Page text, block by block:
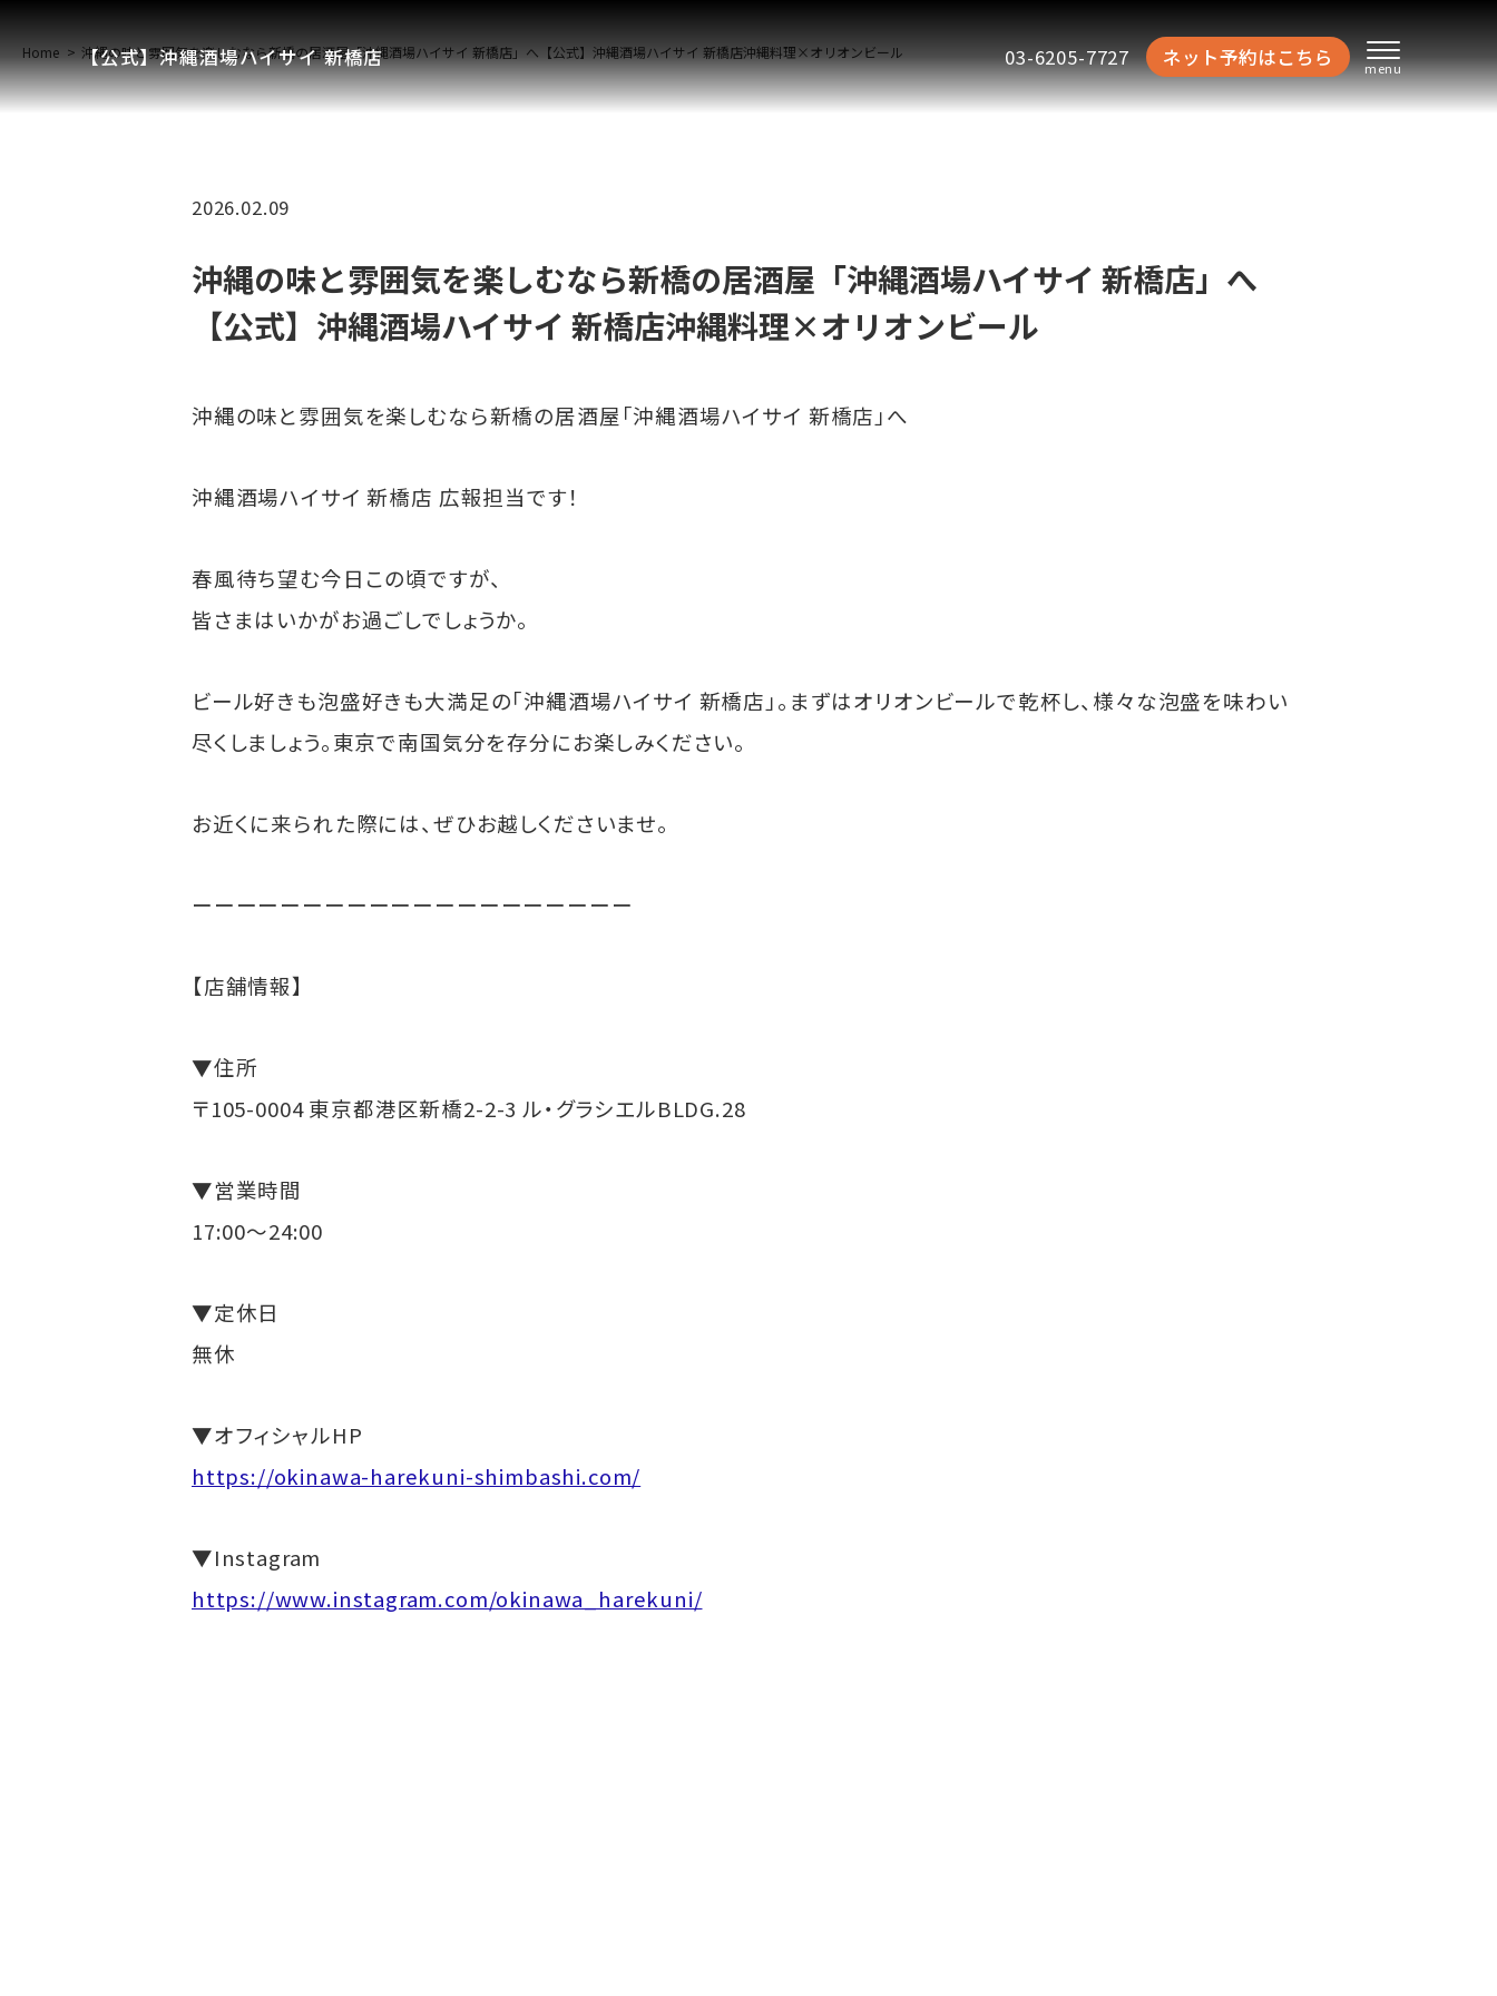
【公式】沖縄酒場ハイサイ 新橋店 03-6205-7727 ネット予約はこちら
Home 沖縄の味と雰囲気を楽しむなら新橋の居酒屋「沖縄酒場ハイサイ 新橋店」へ【公式】沖縄酒場ハイサイ 新橋店沖縄料理×オリオンビール
2026.02.09
沖縄の味と雰囲気を楽しむなら新橋の居酒屋「沖縄酒場ハイサイ 新橋店」へ
【公式】沖縄酒場ハイサイ 新橋店沖縄料理×オリオンビール
沖縄の味と雰囲気を楽しむなら新橋の居酒屋「沖縄酒場ハイサイ 新橋店」へ
沖縄酒場ハイサイ 新橋店 広報担当です！
春風待ち望む今日この頃ですが、
皆さまはいかがお過ごしでしょうか。
ビール好きも泡盛好きも大満足の「沖縄酒場ハイサイ 新橋店」。まずはオリオンビールで乾杯し、様々な泡盛を味わい
尽くしましょう。東京で南国気分を存分にお楽しみください。
お近くに来られた際には、ぜひお越しくださいませ。
ーーーーーーーーーーーーーーーーーーーー
【店舗情報】
▼住所
〒105-0004 東京都港区新橋2-2-3 ル・グラシエルBLDG.28
▼営業時間
17:00～24:00
▼定休日
無休
▼オフィシャルHP
https://okinawa-harekuni-shimbashi.com/
▼Instagram
https://www.instagram.com/okinawa_harekuni/